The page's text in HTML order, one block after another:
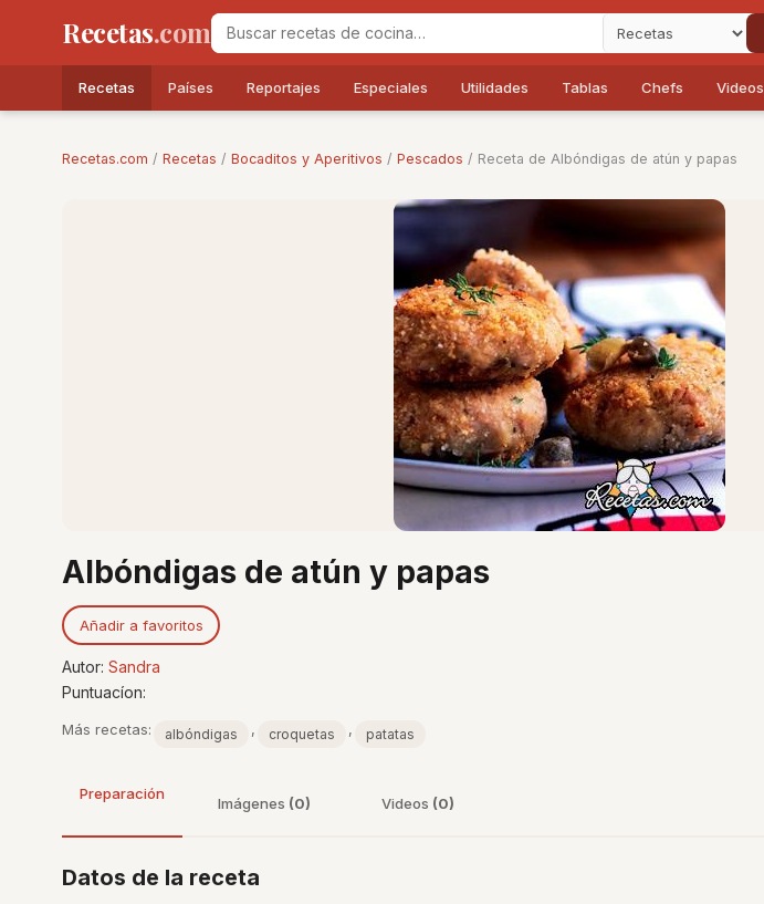
Recetas.com
Recetas Países Reportajes Especiales Utilidades Tablas Chefs Videos
Recetas.com / Recetas / Bocaditos y Aperitivos / Pescados / Receta de Albóndigas de atún y papas
Albóndigas de atún y papas
Añadir a favoritos
Autor: Sandra
Puntuacíon:
Más recetas: albóndigas , croquetas , patatas
Preparación
Imágenes (0) Videos (0)
Datos de la receta